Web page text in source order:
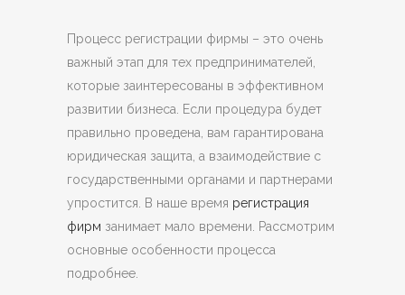
Процесс регистрации фирмы – это очень
важный этап для тех предпринимателей,
которые заинтересованы в эффективном
развитии бизнеса.
Если процедура будет
правильно проведена, вам гарантирована
юридическая защита, а взаимодействие с
государственными органами и партнерами
упростится. В наше время регистрация
фирм занимает мало времени. Рассмотрим
основные особенности процесса
подробнее.